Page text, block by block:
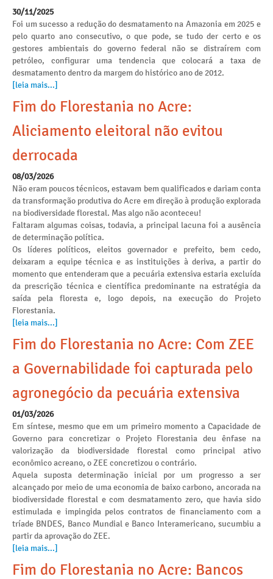
30/11/2025
Foi um sucesso a redução do desmatamento na Amazonia em 2025 e
pelo quarto ano consecutivo, o que pode, se tudo der certo e os
gestores ambientais do governo federal não se distraírem com
petróleo, configurar uma tendencia que colocará a taxa de
desmatamento dentro da margem do histórico ano de 2012.
[leia mais...]
Fim do Florestania no Acre:
Aliciamento eleitoral não evitou
derrocada
08/03/2026
Não eram poucos técnicos, estavam bem qualificados e dariam conta
da transformação produtiva do Acre em direção à produção explorada
na biodiversidade florestal. Mas algo não aconteceu!
Faltaram algumas coisas, todavia, a principal lacuna foi a ausência
de determinação política.
Os líderes políticos, eleitos governador e prefeito, bem cedo,
deixaram a equipe técnica e as instituições à deriva, a partir do
momento que entenderam que a pecuária extensiva estaria excluída
da prescrição técnica e científica predominante na estratégia da
saída pela floresta e, logo depois, na execução do Projeto
Florestania.
[leia mais...]
Fim do Florestania no Acre: Com ZEE
a Governabilidade foi capturada pelo
agronegócio da pecuária extensiva
01/03/2026
Em síntese, mesmo que em um primeiro momento a Capacidade de
Governo para concretizar o Projeto Florestania deu ênfase na
valorização da biodiversidade florestal como principal ativo
econômico acreano, o ZEE concretizou o contrário.
Aquela suposta determinação inicial por um progresso a ser
alcançado por meio de uma economia de baixo carbono, ancorada na
biodiversidade florestal e com desmatamento zero, que havia sido
estimulada e impingida pelos contratos de financiamento com a
tríade BNDES, Banco Mundial e Banco Interamericano, sucumbiu a
partir da aprovação do ZEE.
[leia mais...]
Fim do Florestania no Acre: Bancos